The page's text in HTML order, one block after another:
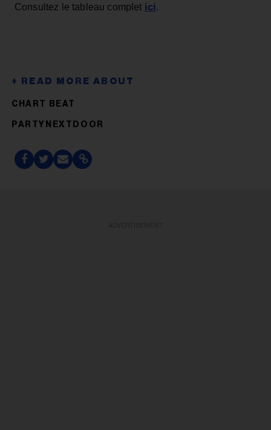
Consultez le tableau complet ici.
CHART BEAT
PARTYNEXTDOOR